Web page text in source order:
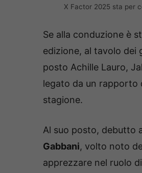
X Factor 2025 sta per
Se alla conduzione è
edizione, al tavolo dei
posto Achille Lauro,
legato da un rapporto
stagione.
Al suo posto, debutto
Gabbani, volto noto
apprezzare nel ruolo